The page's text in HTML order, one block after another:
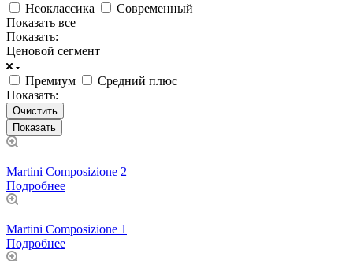
Неоклассика
Современный
Показать все
Показать:
Ценовой сегмент
Премиум
Средний плюс
Показать:
Очистить
Martini Composizione 2
Подробнее
Martini Composizione 1
Подробнее